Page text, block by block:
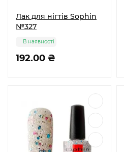
Лак для нігтів Sophin
№327
192.00 ₴
В наявності